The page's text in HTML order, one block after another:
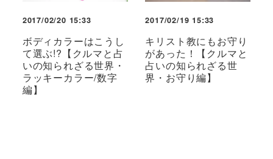
2017/02/20 15:33
ボディカラーはこうし
て選ぶ!?【クルマと占
いの知られざる世界・
ラッキーカラー/数字
編】
2017/02/19 15:33
キリスト教にもお守り
があった！【クルマと
占いの知られざる世
界・お守り編】